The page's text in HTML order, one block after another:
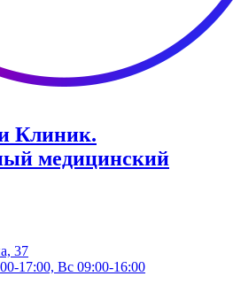
Клиник.
медицинский
37
17:00, Вс 09:00-16:00